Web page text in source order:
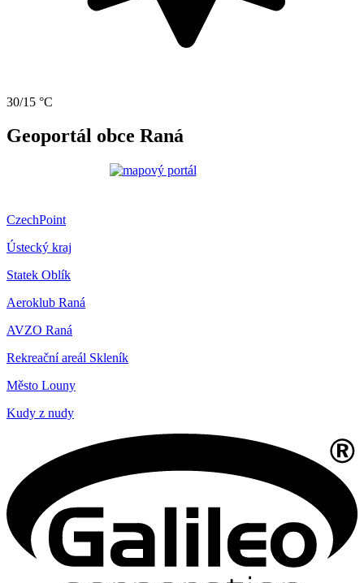
30/15 °C
Geoportál obce Raná
CzechPoint
Ústecký kraj
Statek Oblík
Aeroklub Raná
AVZO Raná
Rekreační areál Skleník
Město Louny
Kudy z nudy